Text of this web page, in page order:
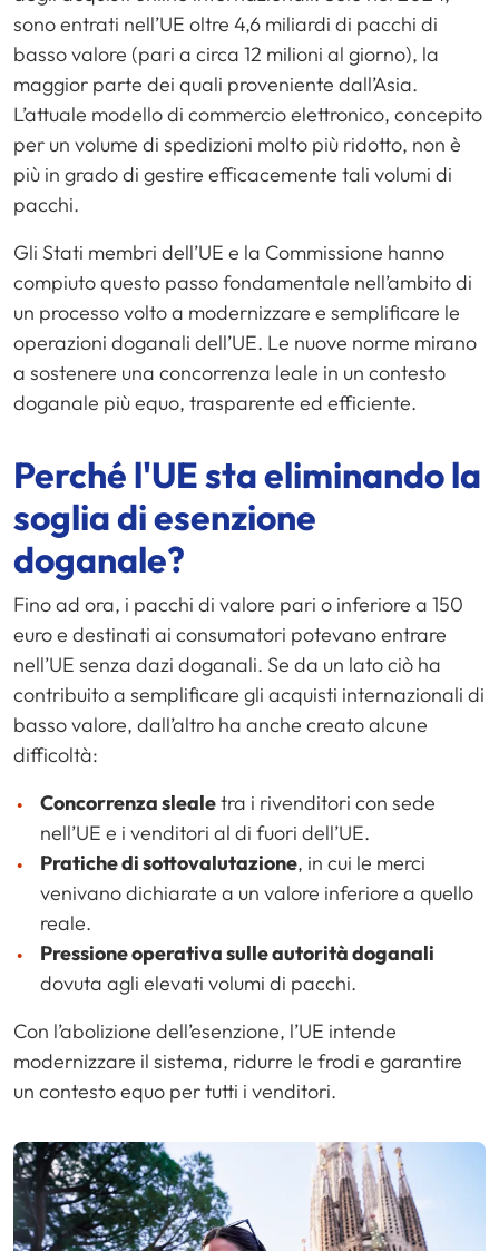
sono entrati nell’UE oltre 4,6 miliardi di pacchi di
basso valore (pari a circa 12 milioni al giorno), la
maggior parte dei quali proveniente dall’Asia.
L’attuale modello di commercio elettronico, concepito
per un volume di spedizioni molto più ridotto, non è
più in grado di gestire efficacemente tali volumi di
pacchi.
Gli Stati membri dell’UE e la Commissione hanno
compiuto questo passo fondamentale nell’ambito di
un processo volto a modernizzare e semplificare le
operazioni doganali dell’UE. Le nuove norme mirano
a sostenere una concorrenza leale in un contesto
doganale più equo, trasparente ed efficiente.
Perché l'UE sta eliminando la
soglia di esenzione
doganale?
Fino ad ora, i pacchi di valore pari o inferiore a 150
euro e destinati ai consumatori potevano entrare
nell’UE senza dazi doganali. Se da un lato ciò ha
contribuito a semplificare gli acquisti internazionali di
basso valore, dall’altro ha anche creato alcune
difficoltà:
Concorrenza slealetra i rivenditori con sede
nell’UE e i venditori al di fuori dell’UE.
Pratiche di sottovalutazione, in cui le merci
venivano dichiarate a un valore inferiore a quello
reale.
Pressione operativa sulle autorità doganali
dovuta agli elevati volumi di pacchi.
Con l’abolizione dell’esenzione, l’UE intende
modernizzare il sistema, ridurre le frodi e garantire
un contesto equo per tutti i venditori.